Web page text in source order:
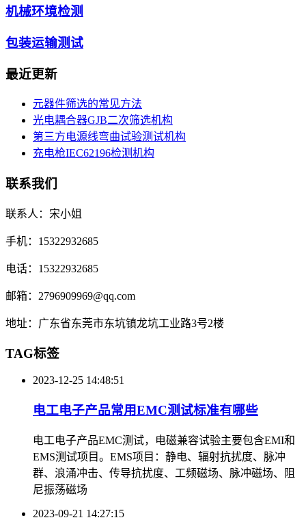
机械环境检测
包装运输测试
最近更新
元器件筛选的常见方法
光电耦合器GJB二次筛选机构
第三方电源线弯曲试验测试机构
充电枪IEC62196检测机构
联系我们
联系人：宋小姐
手机：15322932685
电话：15322932685
邮箱：2796909969@qq.com
地址：广东省东莞市东坑镇龙坑工业路3号2楼
TAG标签
2023-12-25 14:48:51
电工电子产品常用EMC测试标准有哪些
电工电子产品EMC测试，电磁兼容试验主要包含EMI和
EMS测试项目。EMS项目：静电、辐射抗扰度、脉冲
群、浪涌冲击、传导抗扰度、工频磁场、脉冲磁场、阻
尼振荡磁场
2023-09-21 14:27:15